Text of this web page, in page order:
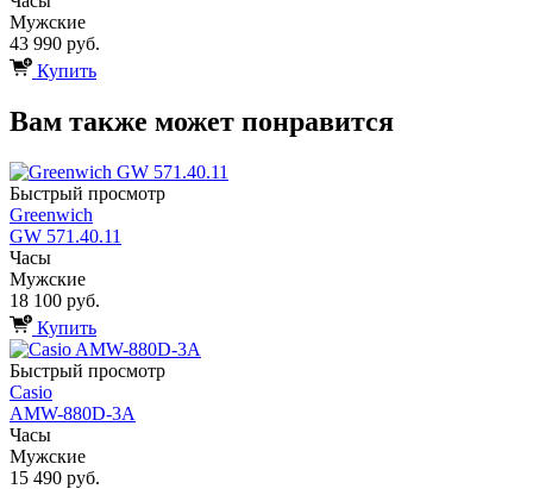
Мужские
43 990 руб.
Купить
Вам также может понравится
Быстрый просмотр
Greenwich
GW 571.40.11
Часы
Мужские
18 100 руб.
Купить
Быстрый просмотр
Casio
AMW-880D-3A
Часы
Мужские
15 490 руб.